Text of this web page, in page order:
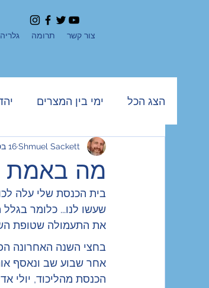
גלריה תרומה צור קשר
הצג הכל ימי בין המצרים
ראש השנה ויום
שבועות יום
גישה חיובית כהנא
מה באמת
Shmuel Sackett16 בספט׳ 2024
בית הכנסת שלי עלה
שעשו לנו... כלומר
את התעמולה שטופת
בחצי השנה האחרונה
אחר שבוע שב ונאסף
הכנסת מהליכוד, יולי